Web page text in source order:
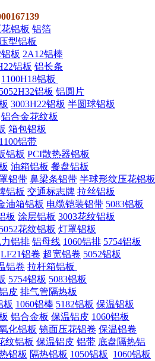
铝板 铝箔
压型铝板
板 2A12铝棒
铝板 铝长条
1100H18铝板
5052H32铝板 铝圆片
3003H22铝板 半圆球铝板
铝合金花纹板
箱包铝板
1100铝带
铝板 PCI散热器铝板
油箱铝板 餐盘铝板
铝带 鼻梁条铝带 半球形纹压花铝板
铝板 交通标志牌 拉丝铝板
油箱铝板 电缆铠装铝带 5083铝板
板 涂层铝板 3003花纹铝板
5052花纹铝板 灯罩铝板
铝排 铝母线 1060铝排 5754铝板
LF21铝卷 超宽铝卷 5052铝板
铝卷 拉杆箱铝板
5754铝板 5083铝板
皮 排气管隔热板
板 1060铝棒 5182铝板 保温铝板
铝合金板 保温铝皮 1060铝板
化铝板 镜面压花铝卷 保温铝卷
纹铝板 保温铝皮 铝带 底盘隔热铝
铝板 隔热铝板 1050铝板
1060铝板